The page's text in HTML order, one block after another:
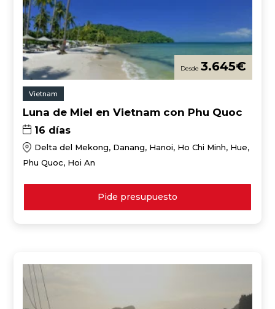
3.645€
Vietnam
Luna de Miel en Vietnam con Phu Quoc
16 días
Delta del Mekong, Danang, Hanoi, Ho Chi Minh, Hue,
Phu Quoc, Hoi An
Pide presupuesto